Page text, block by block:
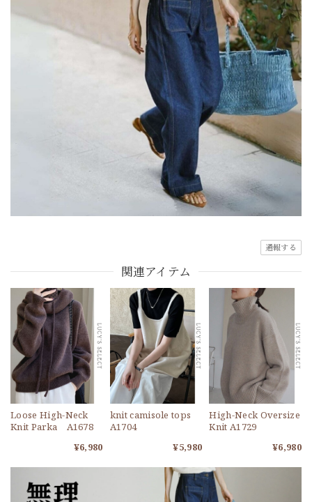
通報する
関連アイテム
Loose High-Neck
Knit Parka A1678
¥6,980
knit camisole tops
A1704
¥5,980
High-Neck Oversize
Knit A1729
¥6,980